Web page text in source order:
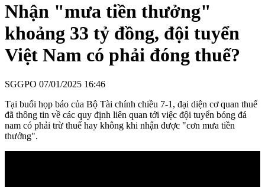
Nhận "mưa tiền thưởng"
khoảng 33 tỷ đồng, đội tuyển
Việt Nam có phải đóng thuế?
SGGPO 07/01/2025 16:46
Tại buổi họp báo của Bộ Tài chính chiều 7-1, đại diện cơ quan thuế
đã thông tin về các quy định liên quan tới việc đội tuyển bóng đá
nam có phải trừ thuế hay không khi nhận được "cơn mưa tiền
thưởng".